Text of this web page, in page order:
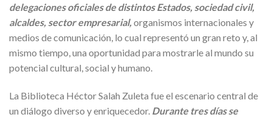
delegaciones oficiales de distintos Estados, sociedad civil,
alcaldes, sector empresarial, organismos internacionales y
medios de comunicación, lo cual representó un gran reto y, al
mismo tiempo, una oportunidad para mostrarle al mundo su
potencial cultural, social y humano.
La Biblioteca Héctor Salah Zuleta fue el escenario central de
un diálogo diverso y enriquecedor. Durante tres días se